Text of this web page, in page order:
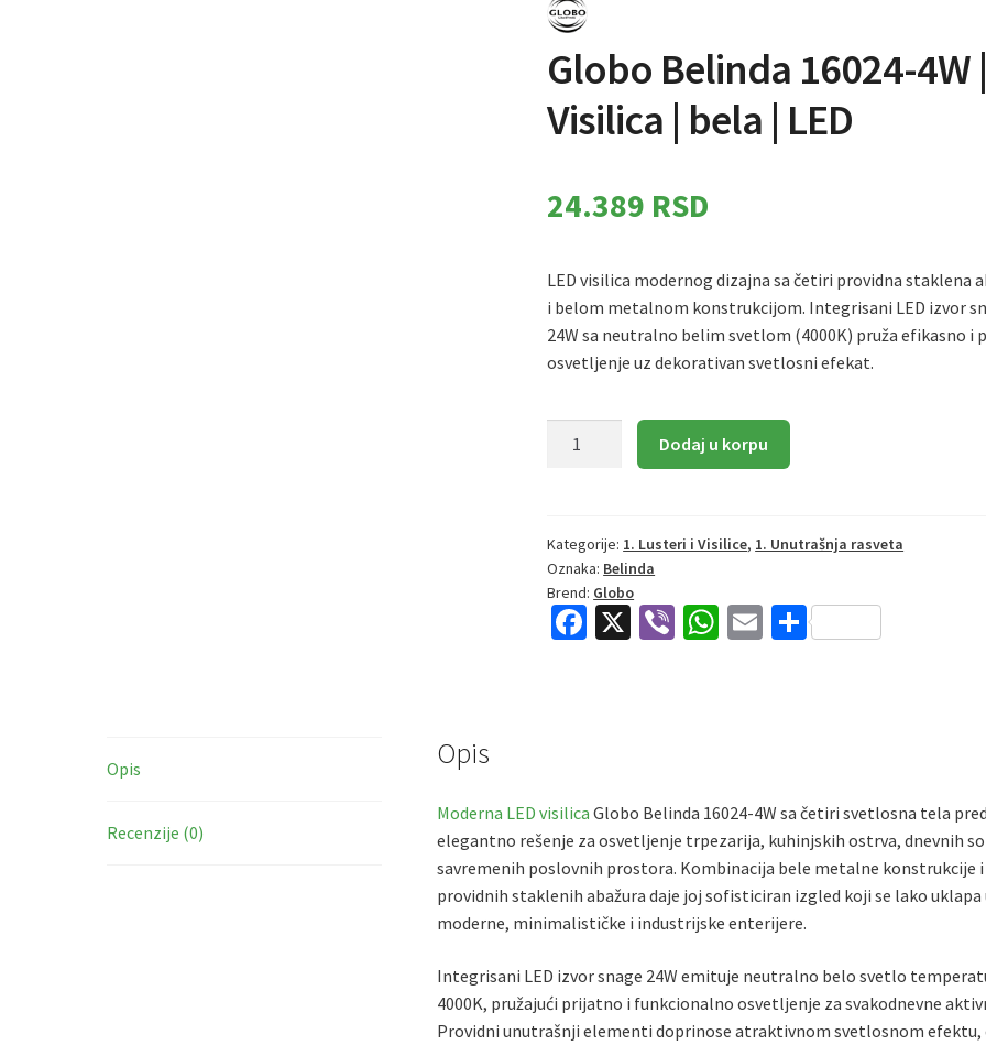
Globo Belinda 16024-4W
Visilica | bela | LED
24.389 RSD
LED visilica modernog dizajna sa četiri providna staklena
i belom metalnom konstrukcijom. Integrisani LED izvor
24W sa neutralno belim svetlom (4000K) pruža efikasno i
osvetljenje uz dekorativan svetlosni efekat.
|
Visilica
|
bela
Dodaj u korpu
Kategorije: 1. Lusteri i Visilice, 1. Unutrašnja rasveta
Oznaka: Belinda
Brend: Globo
Fa
k
X
Vi W
p
E
S
Opis
Recenzije (0)
Opis
Moderna LED visilica Globo Belinda 16024-4W sa četiri svetlosna tela
elegantno rešenje za osvetljenje trpezarija, kuhinjskih ostrva, dnevnih
savremenih poslovnih prostora. Kombinacija bele metalne konstrukcije i
providnih staklenih abažura daje joj sofisticiran izgled koji se lako uklapa
moderne, minimalističke i industrijske enterijere.
Integrisani LED izvor snage 24W emituje neutralno belo svetlo
4000K, pružajući prijatno i funkcionalno osvetljenje za svakodnevne
Providni unutrašnji elementi doprinose atraktivnom svetlosnom efektu,